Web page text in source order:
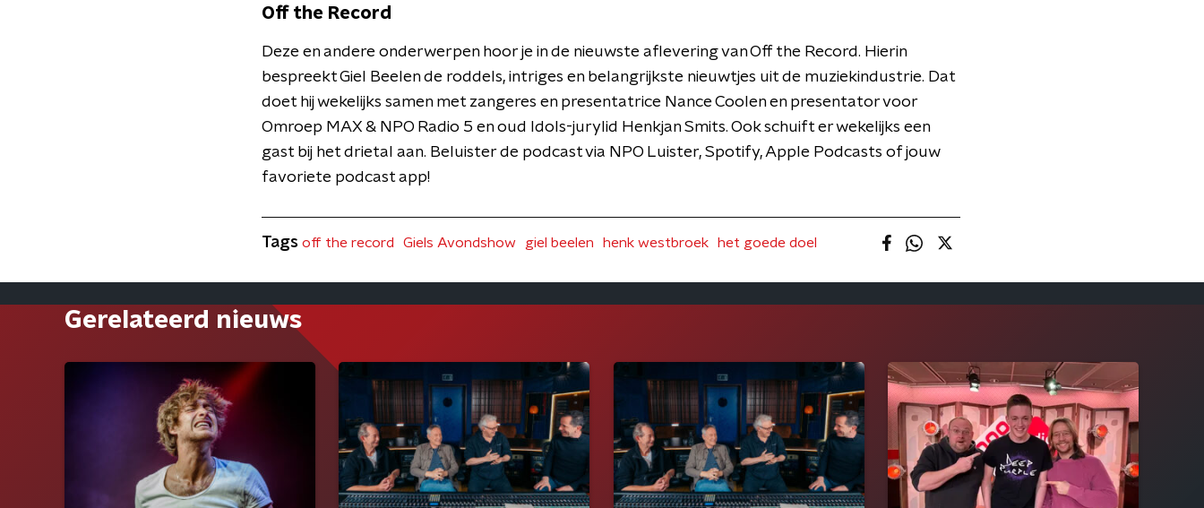
Off the Record
Deze en andere onderwerpen hoor je in de nieuwste aflevering van Off the Record. Hierin
bespreekt Giel Beelen de roddels, intriges en belangrijkste nieuwtjes uit de muziekindustrie. Dat
doet hij wekelijks samen met zangeres en presentatrice Nance Coolen en presentator voor
Omroep MAX & NPO Radio 5 en oud Idols-jurylid Henkjan Smits. Ook schuift er wekelijks een
gast bij het drietal aan. Beluister de podcast via NPO Luister, Spotify, Apple Podcasts of jouw
favoriete podcast app!
Tags off the record Giels Avondshow giel beelen henk westbroek het goede doel
Gerelateerd nieuws